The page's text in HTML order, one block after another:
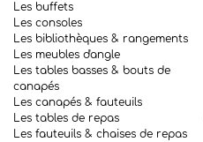
Les buffets
Les consoles
Les bibliothèques & rangements
Les meubles d'angle
Les tables basses & bouts de
canapés
Les canapés & fauteuils
Les tables de repas
Les fauteuils & chaises de repas